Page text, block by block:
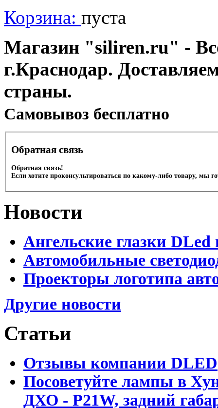
Корзина: пуста
Магазин "siliren.ru" -
г.Краснодар.
страны.
Cамовывоз бесплатно
Обратная связь
Обратная связь!
Если хотите проконсультироваться по какому-либо товару, мы
Новости
Ангельские глазки DLed
Автомобильные
Проекторы логотипа
Другие новости
Статьи
Отзывы компании DLED
Посоветуйте лампы в
ДХО - P21W, задний